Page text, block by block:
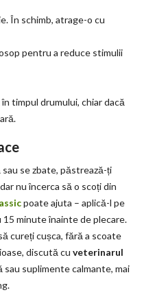
În schimb, atrage-o cu
pentru a reduce stimulii
timpul drumului, chiar dacă
se zbate, păstrează-ți
nu încerca să o scoți din
poate ajuta – aplică-l pe
minute înainte de plecare.
cureți cușca, fără a scoate
discută cu veterinarul
suplimente calmante, mai